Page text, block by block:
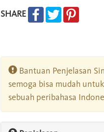
SHARE
Bantuan Penjelasan
semoga bisa mudah
sebuah peribahasa